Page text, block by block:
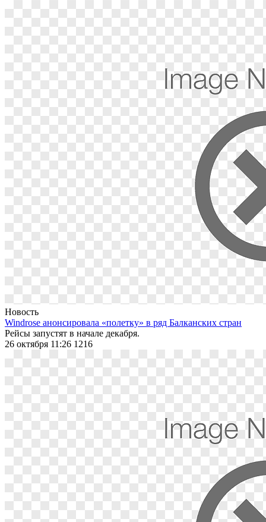
Новость
Windrose анонсировала «полетку» в ряд Балканских стран
Рейсы запустят в начале декабря.
26 октября 11:26 1216